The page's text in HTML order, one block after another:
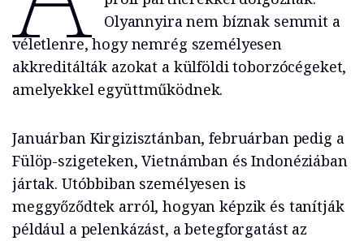
Olyannyira nem bíznak semmit a
véletlenre, hogy nemrég személyesen
akkreditálták azokat a külföldi toborzócégeket,
amelyekkel együttműködnek.
Januárban Kirgizisztánban, februárban pedig a
Fülöp-szigeteken, Vietnámban és Indonéziában
jártak. Utóbbiban személyesen is
meggyőződtek arról, hogyan képzik és tanítják
például a pelenkázást, a betegforgatást az